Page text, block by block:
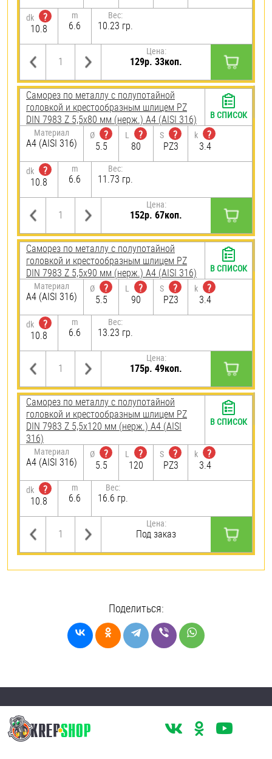
dk
?
10.8
m
6.6
Вес:
10.23 гр.
Цена:
129р. 33коп.
Саморез по металлу с полупотайной
головкой и крестообразным шлицем PZ
DIN 7983 Z 5,5х80 мм (нерж.) A4 (AISI 316)
Материал
A4 (AISI 316)
Ø
?
5.5
L
?
80
S
?
PZ3
k
?
3.4
dk
?
10.8
m
6.6
Вес:
11.73 гр.
Цена:
152р. 67коп.
В СПИСОК
Саморез по металлу с полупотайной
головкой и крестообразным шлицем PZ
DIN 7983 Z 5,5х90 мм (нерж.) A4 (AISI 316)
Материал
A4 (AISI 316)
Ø
?
5.5
L
?
90
S
?
PZ3
k
?
3.4
dk
?
10.8
m
6.6
Вес:
13.23 гр.
Цена:
175р. 49коп.
В СПИСОК
Саморез по металлу с полупотайной
головкой и крестообразным шлицем PZ
DIN 7983 Z 5,5х120 мм (нерж.) A4 (AISI
316)
Материал
A4 (AISI 316)
Ø
?
5.5
L
?
120
S
?
PZ3
k
?
3.4
dk
?
10.8
m
6.6
Вес:
16.6 гр.
Цена:
Под заказ
В СПИСОК
Поделиться: